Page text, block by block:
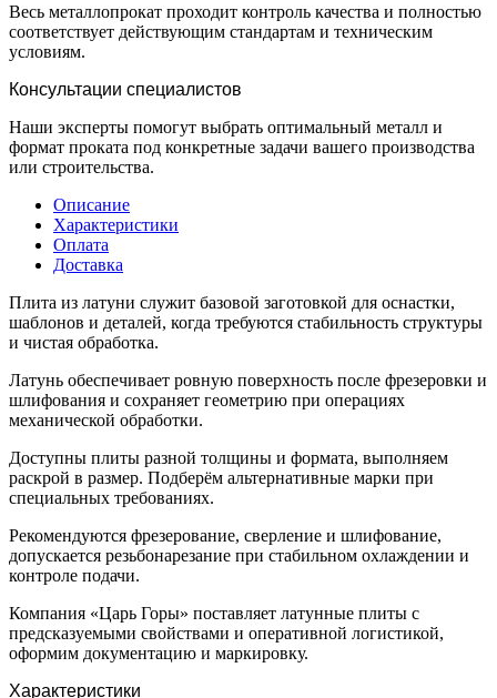
Весь металлопрокат проходит контроль качества и полностью
соответствует действующим стандартам и техническим
условиям.
Консультации специалистов
Наши эксперты помогут выбрать оптимальный металл и
формат проката под конкретные задачи вашего производства
или строительства.
Описание
Характеристики
Оплата
Доставка
Плита из латуни служит базовой заготовкой для оснастки,
шаблонов и деталей, когда требуются стабильность структуры
и чистая обработка.
Латунь обеспечивает ровную поверхность после фрезеровки и
шлифования и сохраняет геометрию при операциях
механической обработки.
Доступны плиты разной толщины и формата, выполняем
раскрой в размер. Подберём альтернативные марки при
специальных требованиях.
Рекомендуются фрезерование, сверление и шлифование,
допускается резьбонарезание при стабильном охлаждении и
контроле подачи.
Компания «Царь Горы» поставляет латунные плиты с
предсказуемыми свойствами и оперативной логистикой,
оформим документацию и маркировку.
Характеристики